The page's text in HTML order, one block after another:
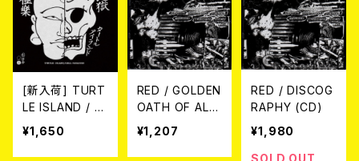
[新入荷] TURT
LE ISLAND / 地
獄極楽/HELL P
ARADISE (CD)
¥1,650
RED / GOLDEN
OATH OF ALLE
GIANCE (CD)
¥1,207
RED / DISCOG
RAPHY (CD)
¥1,980
SOLD OUT